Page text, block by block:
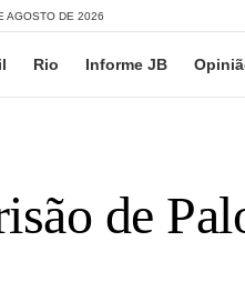
AGOSTO DE 2026
Rio Informe JB
de